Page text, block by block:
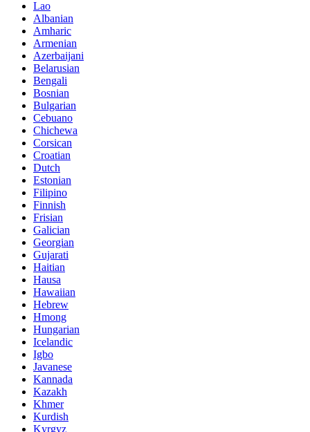
Lao
Albanian
Amharic
Armenian
Azerbaijani
Belarusian
Bengali
Bosnian
Bulgarian
Cebuano
Chichewa
Corsican
Croatian
Dutch
Estonian
Filipino
Finnish
Frisian
Galician
Georgian
Gujarati
Haitian
Hausa
Hawaiian
Hebrew
Hmong
Hungarian
Icelandic
Igbo
Javanese
Kannada
Kazakh
Khmer
Kurdish
Kyrgyz